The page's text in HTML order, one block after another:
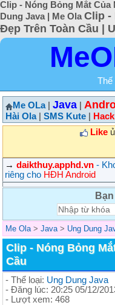
Clip - Nóng Bỏng Mắt Của
Dung Java | Me Ola Clip -
Đẹp Trên Toàn Cầu |
Thế
Me OLa| Java
Hài Ola| SMS Kute
Like
→ daikthuy.apphd.vn -
riêng cho HĐH Android
Me Ola > Java > Ung Dung
Clip - Nóng Bỏng
Cầu
- Thể loại: Ung Dung Java
- Đăng lúc: 20:25 05/12/
- Lượt xem: 468